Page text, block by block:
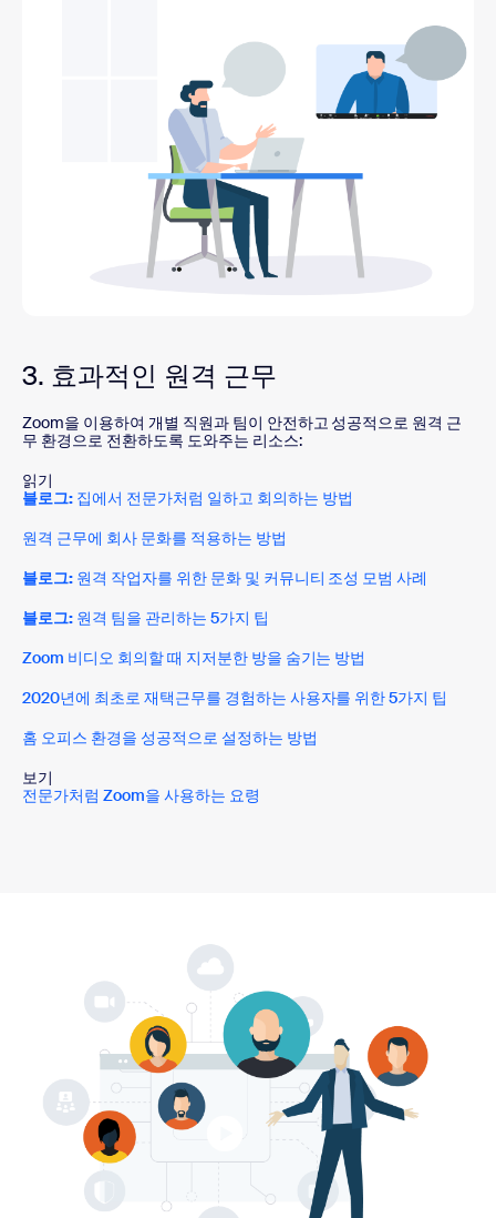
3. 효과적인 원격 근무
Zoom을 이용하여 개별 직원과 팀이 안전하고 성공적으로 원격 근
무 환경으로 전환하도록 도와주는 리소스:
읽기
블로그:집에서 전문가처럼 일하고 회의하는 방법
원격 근무에 회사 문화를 적용하는 방법
블로그:원격 작업자를 위한 문화 및 커뮤니티 조성 모범 사례
블로그:원격 팀을 관리하는 5가지 팁
Zoom 비디오 회의할 때 지저분한 방을 숨기는 방법
2020년에 최초로 재택근무를 경험하는 사용자를 위한 5가지 팁
홈 오피스 환경을 성공적으로 설정하는 방법
보기
전문가처럼 Zoom을 사용하는 요령